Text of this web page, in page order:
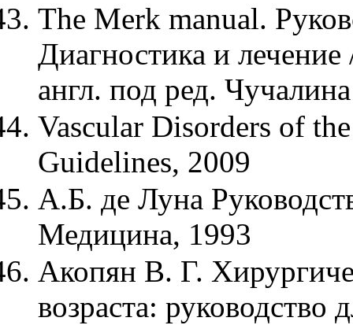
The Merk manual.
Диагностика и
англ. под ред.
Vascular Disorders of
Guidelines, 2009
А.Б. де Луна
Медицина, 1993
Акопян В. Г.
возраста: